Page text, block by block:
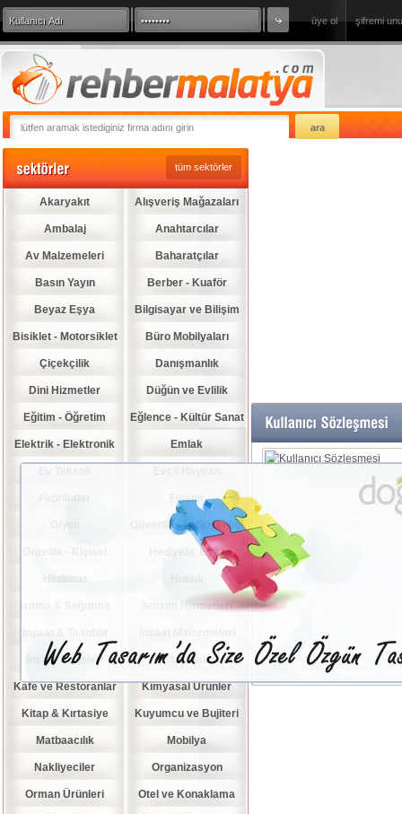
üye ol şifremi
360 Derece Sanal Tur
tüm sektörler
Akaryakıt Alışveriş Mağazaları
Ambalaj Anahtarcılar
Av Malzemeleri Baharatçılar
Basın Yayın Berber - Kuaför
Beyaz Eşya Bilgisayar ve Bilişim
Bisiklet - Motorsiklet Büro Mobilyaları
Çiçekçilik Danışmanlık
Dini Hizmetler Düğün ve Evlilik
Eğitim - Öğretim Eğlence - Kültür Sanat
Elektrik - Elektronik Emlak
Fabrikalar Finans
Giyim Güvenlik - İş Güvenliği
Bakım
Hediyelik Eşya
Hırdavat
İletişim Hizmetleri
İnşaat Projeleri İş Makinaları
Kafe ve Restoranlar Kimyasal Ürünler
Kitap & Kırtasiye Kuyumcu ve Bujiteri
Matbaacılık Mobilya
Nakliyeciler Organizasyon
Orman Ürünleri Otel ve Konaklama